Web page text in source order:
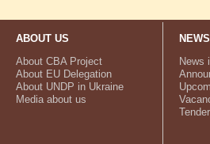
ABOUT US
About CBA Project
About EU Delegation
About UNDP in Ukraine
Media about us
NEWS
News